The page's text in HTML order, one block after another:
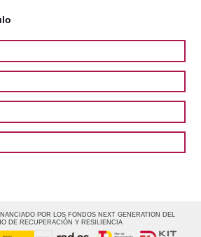
POR LOS FONDOS NEXT GENERATION DEL
DE RECUPERACIÓN Y RESILIENCIA